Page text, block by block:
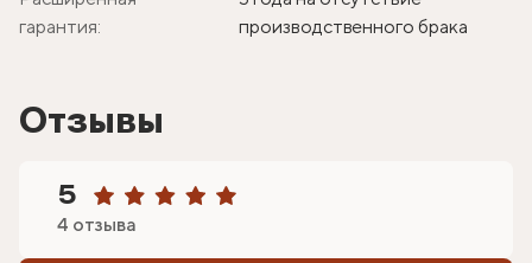
гарантия:
производственного брака
Отзывы
5
4 отзыва